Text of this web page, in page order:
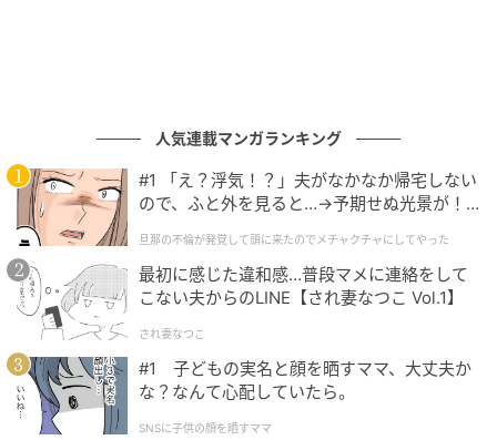
脇から二の腕のラインを曖昧にしやすいドルマンスリ
奢に見せて抜け感もある」（公式ECサイトより）とい
う7分袖が着膨れ感をセーブします。UVカット機能も
付いているため、春にTシャツ感覚で1枚で着こなすの
も◎ 付属の長めのネックレスをさりげないアクセント
として活用してみて。
上品なボウタイデザインで華やぎをプラス
人気連載マンガランキング
#1 「え？浮気！？」夫がなかなか帰宅しない
ので、ふと外を見ると…→予期せぬ光景が！
クチャにしてやった
旦那の不倫が発覚して頭に来たのでメチャクチャにしてやった
最初に感じた違和感…普段マメに連絡をして
こない夫からのLINE【され妻なつこ Vol.1】
され妻なつこ
#1 子どもの実名と顔を晒すママ、大丈夫か
な？なんて心配していたら。
SNSに子供の顔を晒すママ